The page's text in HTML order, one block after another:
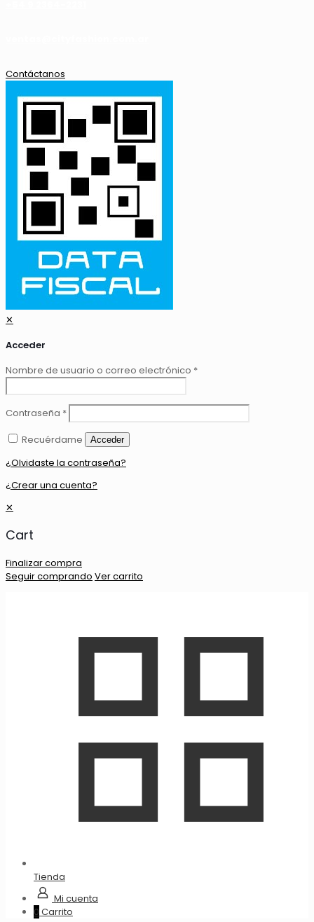
Contáctanos
✕
Acceder
Nombre de usuario o correo electrónico *
Contraseña *
Recuérdame
Acceder
¿Olvidaste la contraseña?
¿Crear una cuenta?
✕
Cart
Finalizar compra
Seguir comprando Ver carrito
Tienda
Mi cuenta
0 Carrito